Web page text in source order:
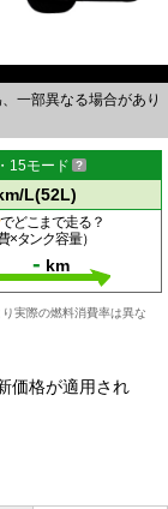
一部異なる場合があり
15モード
L(52L)
でどこまで走る？
×タンク容量）
- km
実際の燃料消費率は異な
価格が適用され